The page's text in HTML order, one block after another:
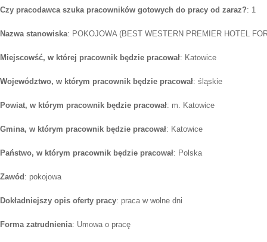
Czy pracodawca szuka pracowników gotowych do pracy od zaraz?: 1
Nazwa stanowiska: POKOJOWA (BEST WESTERN PREMIER HOTEL
Miejscowść, w której pracownik będzie pracował: Katowice
Województwo, w którym pracownik będzie pracował: śląskie
Powiat, w którym pracownik będzie pracował: m. Katowice
Gmina, w którym pracownik będzie pracował: Katowice
Państwo, w którym pracownik będzie pracował: Polska
Zawód: pokojowa
Dokładniejszy opis oferty pracy: praca w wolne dni
Forma zatrudnienia: Umowa o pracę